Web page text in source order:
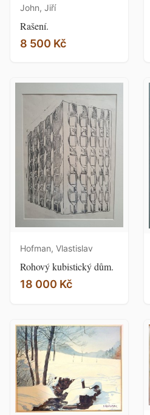
John, Jiří
Rašení.
8 500 Kč
Hofman, Vlastislav
Rohový kubistický dům.
18 000 Kč